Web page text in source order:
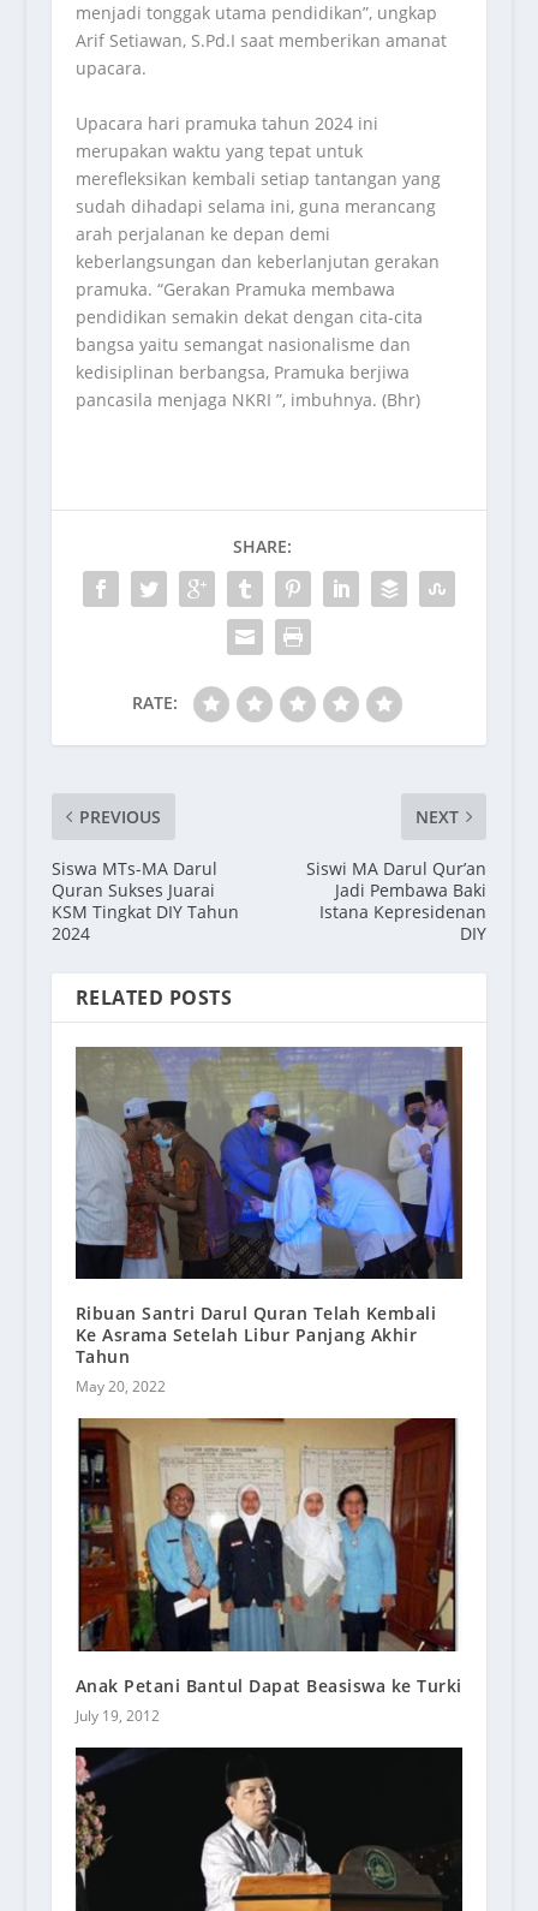
menjadi tonggak utama pendidikan”, ungkap
Arif Setiawan, S.Pd.I saat memberikan amanat
upacara.
Upacara hari pramuka tahun 2024 ini
merupakan waktu yang tepat untuk
merefleksikan kembali setiap tantangan yang
sudah dihadapi selama ini, guna merancang
arah perjalanan ke depan demi
keberlangsungan dan keberlanjutan gerakan
pramuka. “Gerakan Pramuka membawa
pendidikan semakin dekat dengan cita-cita
bangsa yaitu semangat nasionalisme dan
kedisiplinan berbangsa, Pramuka berjiwa
pancasila menjaga NKRI ”, imbuhnya. (Bhr)
SHARE:
RATE:
PREVIOUS
Siswa MTs-MA Darul
Quran Sukses Juarai
KSM Tingkat DIY Tahun
2024
NEXT
Siswi MA Darul Qur’an
Jadi Pembawa Baki
Istana Kepresidenan
DIY
RELATED POSTS
Ribuan Santri Darul Quran Telah Kembali
Ke Asrama Setelah Libur Panjang Akhir
Tahun
May 20, 2022
Anak Petani Bantul Dapat Beasiswa ke Turki
July 19, 2012